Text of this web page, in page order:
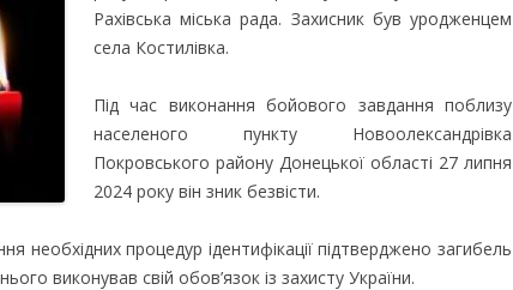
Рахівська міська рада. Захисник був уродженцем
села Костилівка.
Під час виконання бойового завдання поблизу
населеного пункту Новоолександрівка
Покровського району Донецької області 27 липня
2024 року він зник безвісти.
необхідних процедур ідентифікації підтверджено загибель
виконував свій обов’язок із захисту України.